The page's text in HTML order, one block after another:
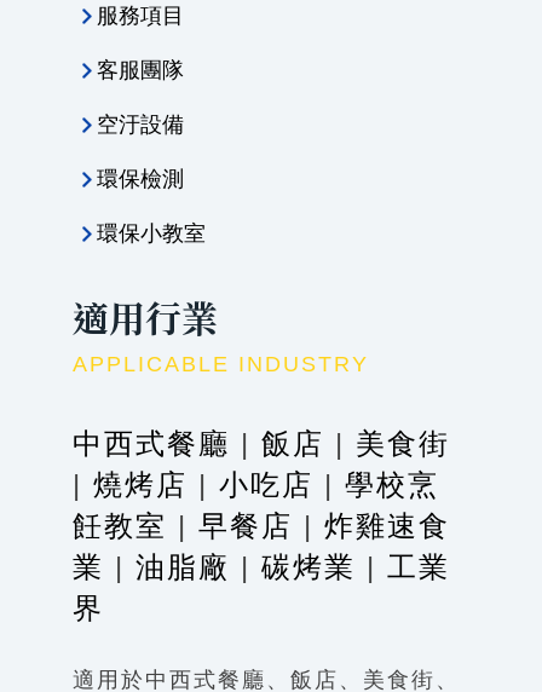
服務項目
客服團隊
空汙設備
環保檢測
環保小教室
適用行業
APPLICABLE INDUSTRY
中西式餐廳 |飯店 | 美食街
|燒烤店 |小吃店 |學校烹
飪教室 |早餐店 |炸雞速食
業 |油脂廠 |碳烤業 |工業
界
適用於中西式餐廳、飯店、美食街、